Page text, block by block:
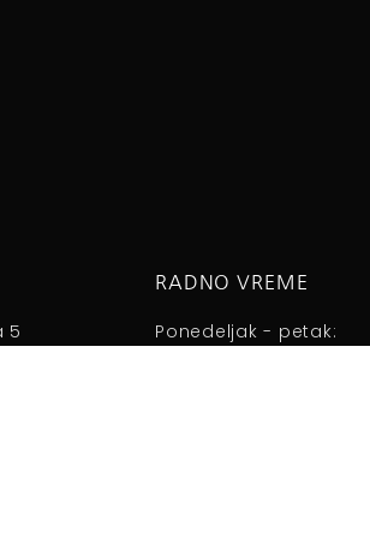
5
RADNO VREME
Ponedeljak - petak: